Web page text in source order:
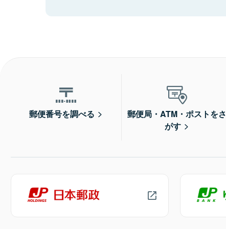
郵便番号を調べる
郵便局・ATM・ポストをさ
がす